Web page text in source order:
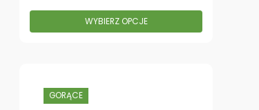
WYBIERZ OPCJE
GORĄCE